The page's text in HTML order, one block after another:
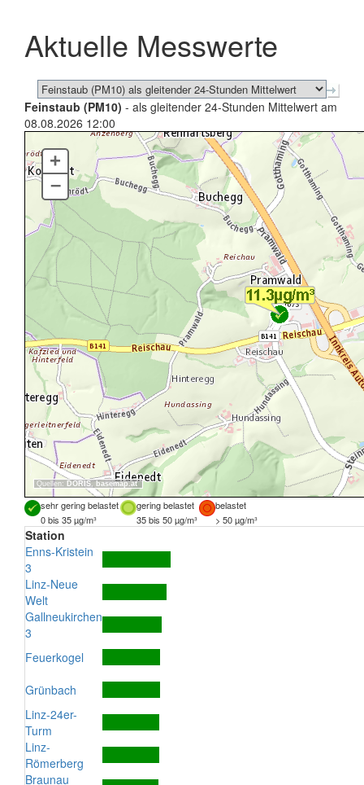
schließen
Aktuelle Messwerte
Feinstaub (PM10) - als gleitender 24-Stunden Mittelwert am
08.08.2026 12:00
Quellen: DORIS, basemap.at
+
–
sehr gering belastet gering belastet
belastet
0 bis 35 µg/m³
35 bis 50 µg/m³ > 50 µg/m³
Station
Enns-Kristein
3
Linz-Neue
Welt
Gallneukirchen
3
Feuerkogel
Grünbach
Linz-24er-
Turm
Linz-
Römerberg
Braunau